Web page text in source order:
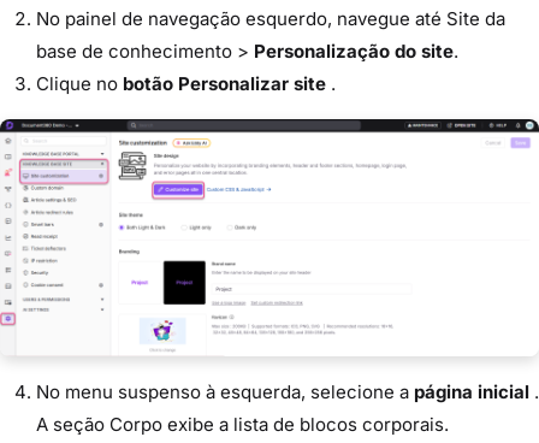
No painel de navegação esquerdo, navegue até Site da
base de conhecimento > Personalização do site.
Clique no botão Personalizar site .
No menu suspenso à esquerda, selecione a página inicial .
A seção Corpo exibe a lista de blocos corporais.